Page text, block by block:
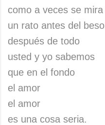
como a veces se mira
un rato antes del beso
después de todo
usted y yo sabemos
que en el fondo
el amor
el amor
es una cosa seria.